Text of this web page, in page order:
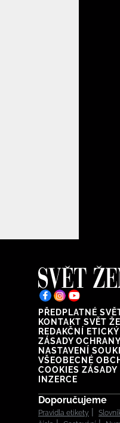
PŘEDPLATNÉ
KONTAKT SVĚT
REDAKČNÍ
ZÁSADY
NASTAVENÍ
VŠEOBECNÉ
COOKIES ZÁSADY
INZERCE
Doporučujeme
Pravidla etikety